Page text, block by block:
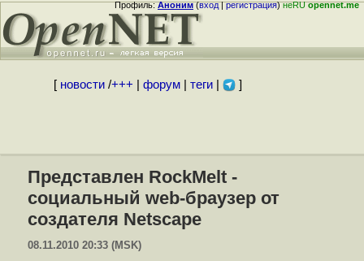
Профиль:Аноним(вход|регистрация)неRUopennet.me
[ новости/+++ форум| теги| ]
Представлен RockMelt -
социальный web-браузер от
создателя Netscape
08.11.2010 20:33 (MSK)